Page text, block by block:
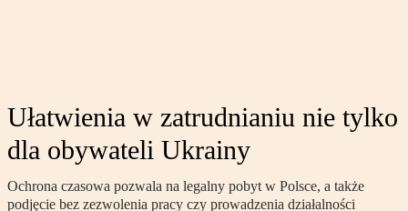
Ułatwienia w zatrudnianiu nie tylko
dla obywateli Ukrainy
Ochrona czasowa pozwala na legalny pobyt w Polsce, a także
podjęcie bez zezwolenia pracy czy prowadzenia działalności